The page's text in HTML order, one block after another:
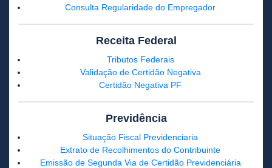
Consulta Regularidade do Empregador
Receita Federal
Tributos Federais
Validação de Certidão Negativa
Certidão Negativa PF
Previdência
Situação Fiscal Previdenciaria
Extrato de Recolhimentos do Contribuinte
Emissão de Segunda Via de Certidão Previdenciária